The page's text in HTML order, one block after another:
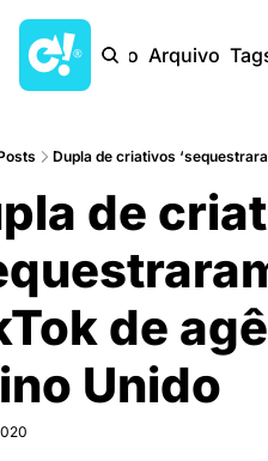
Início Arquivo
Dupla de criativos
de
de
Unido